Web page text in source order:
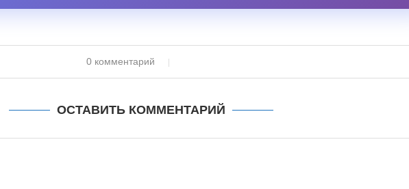
0 комментарий
ОСТАВИТЬ КОММЕНТАРИЙ